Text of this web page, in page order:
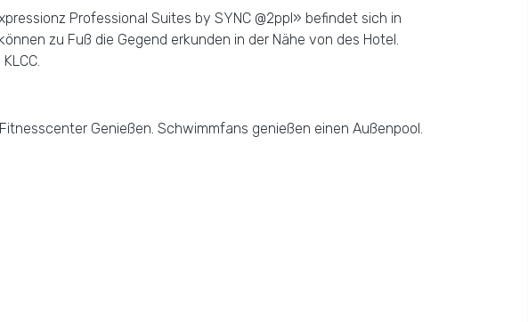
Professional Suites by SYNC @2ppl» befindet sich in
zu Fuß die Gegend erkunden in der Nähe von des Hotel.
Genießen. Schwimmfans genießen einen Außenpool.